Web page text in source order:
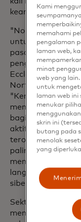
keamanan siber.
"Northeastern
untuk
pascasarjana
pengalaman dan
Eccles, CEO
Northeastern
"Kemitraan
memberikan
bagi para
aktif
terobosan di
paling cepat
menghasilkan
langsung terjun
siber."
Sektor teknologi
menjadi pusat
Kami
memahami
pengalaman
laman web,
minat
web yang
untuk
laman web ini
menukar
skrin ini
butang pada
menolak
yang